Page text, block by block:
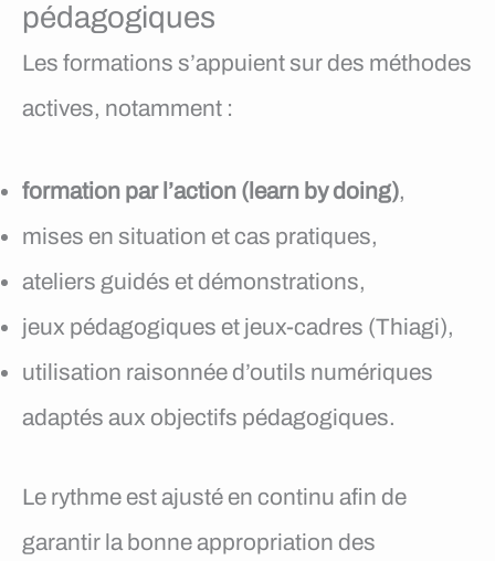
pédagogiques
Les formations s’appuient sur des méthodes
actives, notamment :
formation par l’action (learn by doing),
mises en situation et cas pratiques,
ateliers guidés et démonstrations,
jeux pédagogiques et jeux-cadres (Thiagi),
utilisation raisonnée d’outils numériques
adaptés aux objectifs pédagogiques.
Le rythme est ajusté en continu afin de
garantir la bonne appropriation des